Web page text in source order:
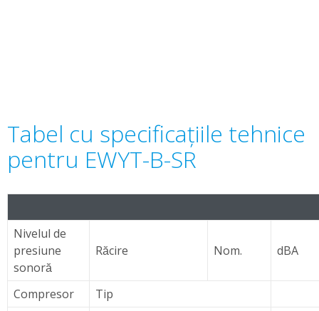
Tabel cu specificaţiile tehnice
pentru EWYT-B-SR
Nivelul de
presiune
sonoră
Răcire Nom. dBA
Compresor
Tip